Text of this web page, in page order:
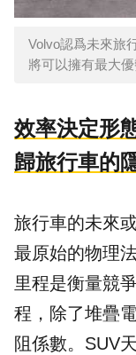
Volvo認爲未來旅
將可以擁有最大優
效率決定形
歸旅行車的
旅行車的未來
最原始的物理
里程是衡量競
程，除了堆疊
阻係數。SUV